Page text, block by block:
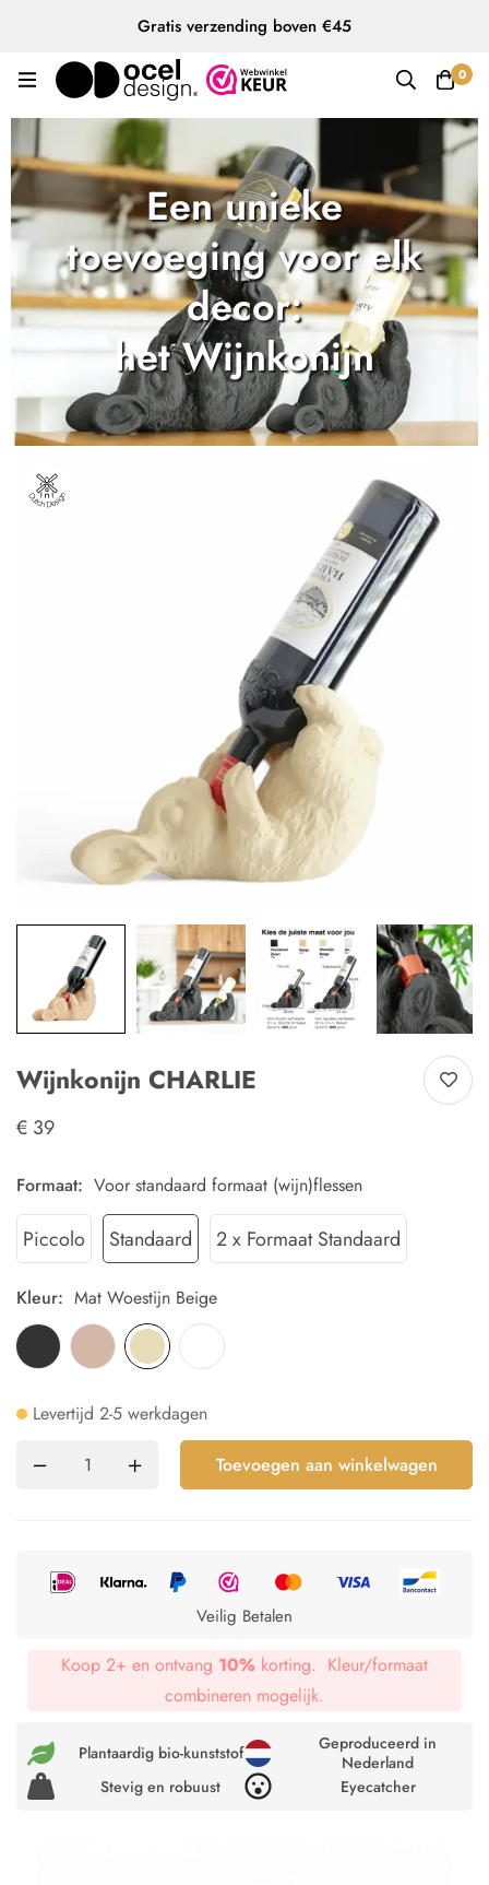
Gratis verzending boven €45
0
Een unieke
toevoeging voor elk
decor:
het Wijnkonijn
Wijnkonijn CHARLIE
€ 39
Formaat: Voor standaard formaat (wijn)flessen
Piccolo Standaard 2 x Formaat Standaard
Kleur: Mat Woestijn Beige
Levertijd 2-5 werkdagen
Toevoegen aan winkelwagen
Veilig Betalen
Koop 2+ en ontvang 10% korting. Kleur/formaat
combineren mogelijk.
Plantaardig bio-kunststof
Geproduceerd in
Nederland
Stevig en robuust
Eyecatcher